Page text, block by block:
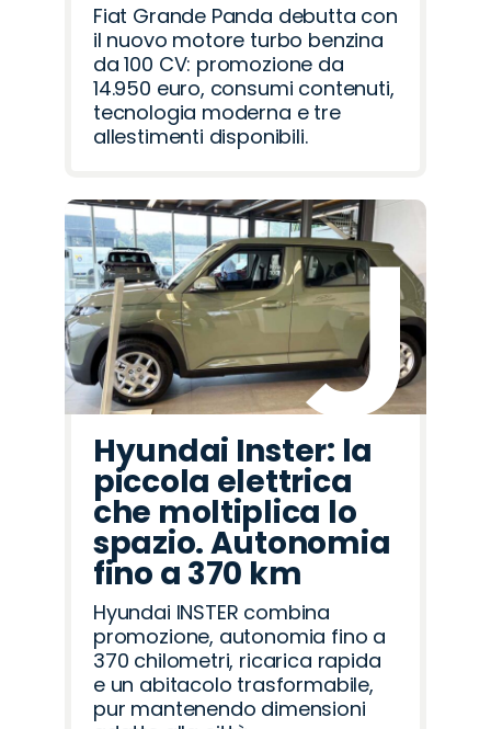
Fiat Grande Panda debutta con
il nuovo motore turbo benzina
da 100 CV: promozione da
14.950 euro, consumi contenuti,
tecnologia moderna e tre
allestimenti disponibili.
Hyundai Inster: la
piccola elettrica
che moltiplica lo
spazio. Autonomia
fino a 370 km
Hyundai INSTER combina
promozione, autonomia fino a
370 chilometri, ricarica rapida
e un abitacolo trasformabile,
pur mantenendo dimensioni